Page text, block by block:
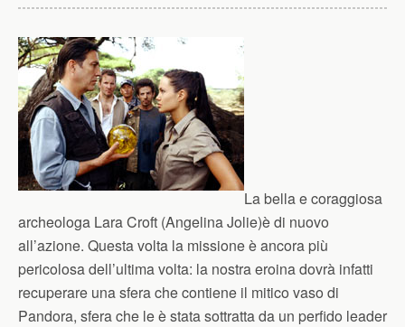
La bella e coraggiosa
archeologa Lara Croft (Angelina Jolie)è di nuovo
all’azione. Questa volta la missione è ancora più
pericolosa dell’ultima volta: la nostra eroina dovrà infatti
recuperare una sfera che contiene il mitico vaso di
Pandora, sfera che le è stata sottratta da un perfido leader